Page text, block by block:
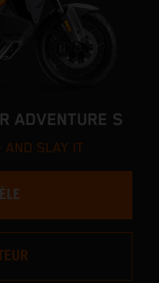
ADVENTURE S
AND SLAY IT